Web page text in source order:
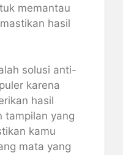
memantau
hasil
solusi anti-
karena
hasil
tampilan yang
kamu
mata yang